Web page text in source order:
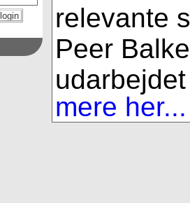
relevante
Peer
mere her...